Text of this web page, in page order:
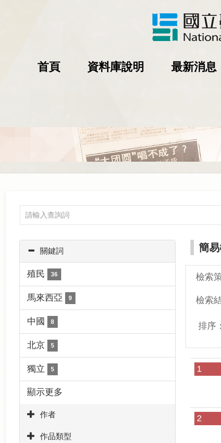
首頁 資料庫說明 最新消息
簡
檢索
檢索
排序：
1
2
關鍵詞
殖民 36
馬來西亞 9
中國 8
北京 5
獨立 5
顯示更多
作者
作品類型